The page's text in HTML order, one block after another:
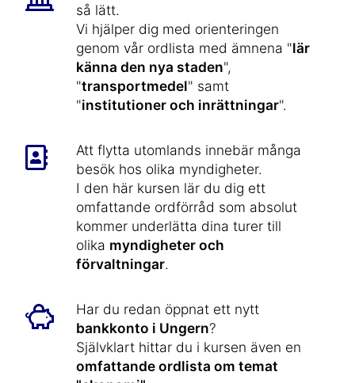
så lätt.
Vi hjälper dig med orienteringen
genom vår ordlista med ämnena "lär
känna den nya staden",
"transportmedel" samt
"institutioner och inrättningar".
Att flytta utomlands innebär många
besök hos olika myndigheter.
I den här kursen lär du dig ett
omfattande ordförråd som absolut
kommer underlätta dina turer till
olika myndigheter och
förvaltningar.
Har du redan öppnat ett nytt
bankkonto i Ungern?
Självklart hittar du i kursen även en
omfattande ordlista om temat